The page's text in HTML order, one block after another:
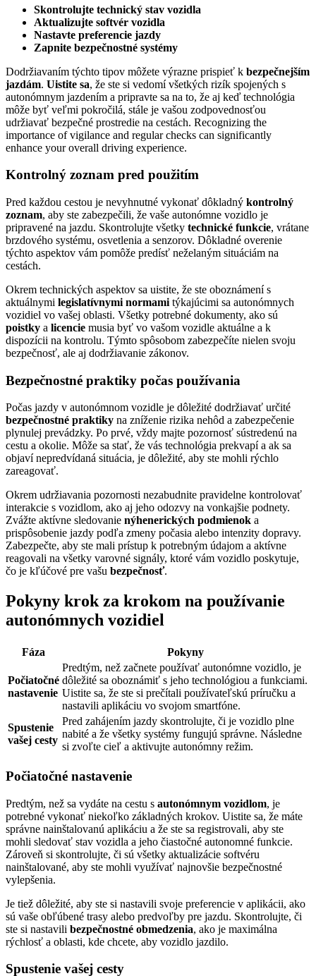
Skontrolujte technický stav vozidla
Aktualizujte softvér vozidla
Nastavte preferencie jazdy
Zapnite bezpečnostné systémy
Dodržiavaním týchto tipov môžete výrazne prispieť k bezpečnejším
jazdám. Uistite sa, že ste si vedomí všetkých rizík spojených s
autonómnym jazdením a pripravte sa na to, že aj keď technológia
môže byť veľmi pokročilá, stále je vašou zodpovednosťou
udržiavať bezpečné prostredie na cestách. Recognizing the
importance of vigilance and regular checks can significantly
enhance your overall driving experience.
Kontrolný zoznam pred použitím
Pred každou cestou je nevyhnutné vykonať dôkladný kontrolný
zoznam, aby ste zabezpečili, že vaše autonómne vozidlo je
pripravené na jazdu. Skontrolujte všetky technické funkcie, vrátane
brzdového systému, osvetlenia a senzorov. Dôkladné overenie
týchto aspektov vám pomôže predísť neželaným situáciám na
cestách.
Okrem technických aspektov sa uistite, že ste oboznámení s
aktuálnymi legislatívnymi normami týkajúcimi sa autonómnych
vozidiel vo vašej oblasti. Všetky potrebné dokumenty, ako sú
poistky a licencie musia byť vo vašom vozidle aktuálne a k
dispozícii na kontrolu. Týmto spôsobom zabezpečíte nielen svoju
bezpečnosť, ale aj dodržiavanie zákonov.
Bezpečnostné praktiky počas používania
Počas jazdy v autonómnom vozidle je dôležité dodržiavať určité
bezpečnostné praktiky na zníženie rizika nehôd a zabezpečenie
plynulej prevádzky. Po prvé, vždy majte pozornosť sústredenú na
cestu a okolie. Môže sa stať, že vás technológia prekvapí a ak sa
objaví nepredvídaná situácia, je dôležité, aby ste mohli rýchlo
zareagovať.
Okrem udržiavania pozornosti nezabudnite pravidelne kontrolovať
interakcie s vozidlom, ako aj jeho odozvy na vonkajšie podnety.
Zvážte aktívne sledovanie nýhenerických podmienok a
prispôsobenie jazdy podľa zmeny počasia alebo intenzity dopravy.
Zabezpečte, aby ste mali prístup k potrebným údajom a aktívne
reagovali na všetky varovné signály, ktoré vám vozidlo poskytuje,
čo je kľúčové pre vašu bezpečnosť.
Pokyny krok za krokom na používanie
autonómnych vozidiel
Fáza Pokyny
Počiatočné
nastavenie
Predtým, než začnete používať autonómne vozidlo, je
dôležité sa oboznámiť s jeho technológiou a funkciami.
Uistite sa, že ste si prečítali používateľskú príručku a
nastavili aplikáciu vo svojom smartfóne.
Spustenie
vašej cesty
Pred zahájením jazdy skontrolujte, či je vozidlo plne
nabité a že všetky systémy fungujú správne. Následne
si zvoľte cieľ a aktivujte autonómny režim.
Počiatočné nastavenie
Predtým, než sa vydáte na cestu s autonómnym vozidlom, je
potrebné vykonať niekoľko základných krokov. Uistite sa, že máte
správne nainštalovanú aplikáciu a že ste sa registrovali, aby ste
mohli sledovať stav vozidla a jeho čiastočné autonomné funkcie.
Zároveň si skontrolujte, či sú všetky aktualizácie softvéru
nainštalované, aby ste mohli využívať najnovšie bezpečnostné
vylepšenia.
Je tiež dôležité, aby ste si nastavili svoje preferencie v aplikácii, ako
sú vaše obľúbené trasy alebo predvoľby pre jazdu. Skontrolujte, či
ste si nastavili bezpečnostné obmedzenia, ako je maximálna
rýchlosť a oblasti, kde chcete, aby vozidlo jazdilo.
Spustenie vašej cesty